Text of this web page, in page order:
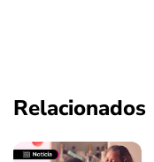
Relacionados